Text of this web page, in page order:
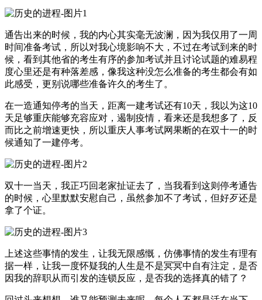
通告出来的时候，我的内心其实毫无波澜，因为我仅用了一周
时间准备考试，所以对我心境影响不大，不过在考试到来的时
候，看到其他省的考生有序的参加考试并且讨论试题的难易程
度心里还是有种落差感，像我这种没怎么准备的考生都会有如
此感受，更别说哪些准备许久的考生了。
在一造通知停考的当天，距离一建考试还有10天，我以为这10
天足够重庆能够充容应对，遏制疫情，看来还是我想多了，反
而比之前增速更快，所以重庆人事考试网果断的在双十一的时
候通知了一建停考。
双十一当天，我正巧回老家扯证去了，当我看到这则停考通告
的时候，心里默默安慰自己，虽然参加不了考试，但好歹还是
拿了个证。
上述这些事情的发生，让我无限感慨，仿佛事情的发生有理有
据一样，让我一度怀疑我的人生是不是冥冥中自有注定，是否
因我的辞职从而引发的连锁反应，是否我的选择真的错了？